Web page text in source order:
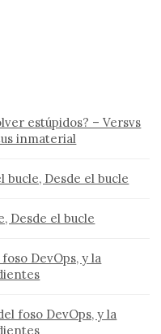
estúpidos? – Versvs
inmaterial
bucle, Desde el bucle
Desde el bucle
DevOps, y la
foso DevOps, y la